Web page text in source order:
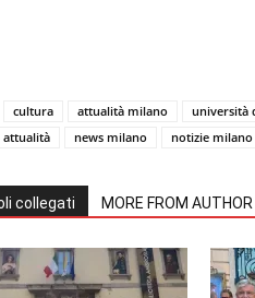
cultura attualità milano università
attualità
news milano notizie milano
collegati MORE FROM AUTHOR